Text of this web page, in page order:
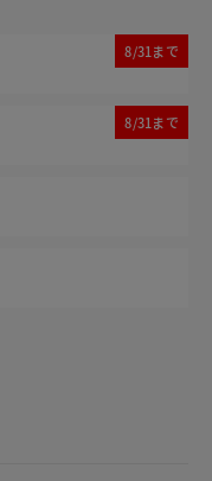
8/31まで
8/31まで